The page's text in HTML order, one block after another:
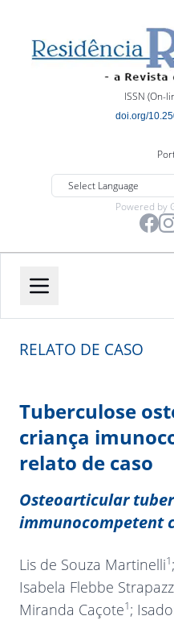
ISSN (On-
doi.org/
Powered by
RELATO DE CASO
Tuberculose
criança
relato de caso
Osteoarticular
immunocompetent
Lis de Souza Martinelli1;
Isabela Flebbe
Miranda Caçote1;